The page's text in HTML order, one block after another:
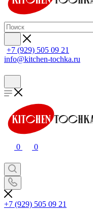
+7 (929) 505 09 21
info@kitchen-tochka.ru
0 0
+7 (929) 505 09 21